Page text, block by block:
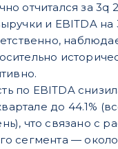
отчитался за 3q
и EBITDA на
по EBITDA
до 44.1%
что связано с
сегмента —